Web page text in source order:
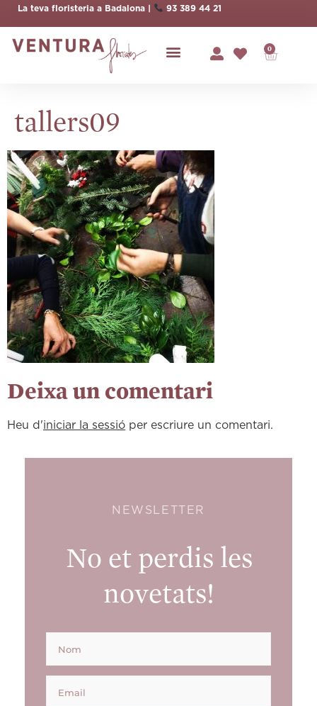
La teva floristeria a Badalona | 93 389 44 21
0
tallers09
Deixa un comentari
Heu d'iniciar la sessió per escriure un comentari.
NEWSLETTER
No et perdis les
novetats!